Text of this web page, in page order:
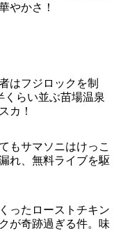
やかさ！
はフジロックを制
くらい並ぶ苗場温泉
カ！
もサマソニはけっこ
れ、無料ライブを駆
ったローストチキン
が奇跡過ぎる件。味